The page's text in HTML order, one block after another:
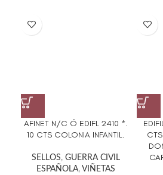
AFINET N/C Ó EDIFL 2410 *.
10 CTS COLONIA INFANTIL.
SELLOS, GUERRA CIVIL
ESPAÑOLA, VIÑETAS